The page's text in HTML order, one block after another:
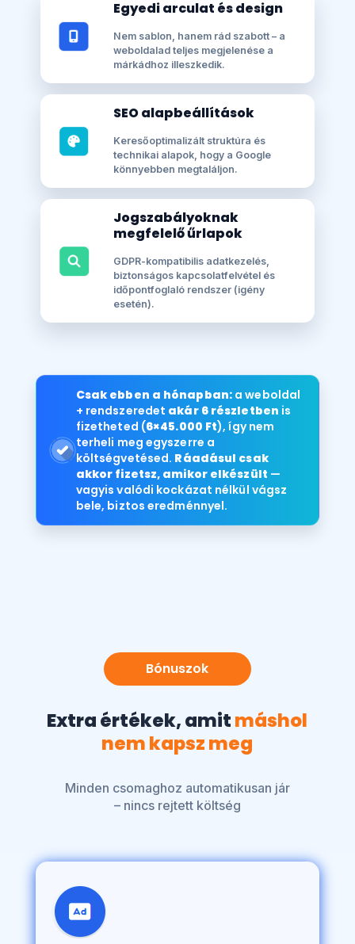
Egyedi arculat és design
Nem sablon, hanem rád szabott – a
weboldalad teljes megjelenése a
márkádhoz illeszkedik.
SEO alapbeállítások
Keresőoptimalizált struktúra és
technikai alapok, hogy a Google
könnyebben megtaláljon.
Jogszabályoknak
megfelelő űrlapok
GDPR-kompatibilis adatkezelés,
biztonságos kapcsolatfelvétel és
időpontfoglaló rendszer (igény
esetén).
Csak ebben a hónapban: a weboldal
+ rendszeredet akár 6 részletben is
fizetheted (6×45.000 Ft), így nem
terheli meg egyszerre a
költségvetésed. Ráadásul csak
akkor fizetsz, amikor elkészült —
vagyis valódi kockázat nélkül vágsz
bele, biztos eredménnyel.
Bónuszok
Extra értékek, amitmáshol
nem kapsz meg
Minden csomaghoz automatikusan jár
– nincs rejtett költség